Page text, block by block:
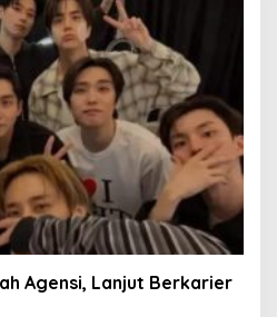
Agensi, Lanjut Berkarier